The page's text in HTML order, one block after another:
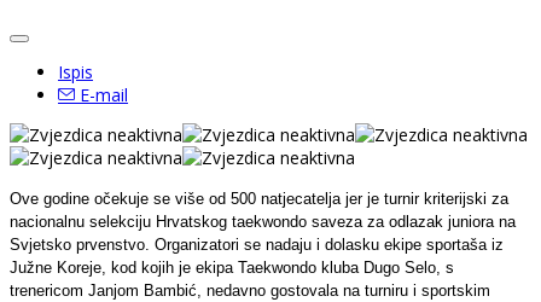
Ispis
E-mail
Ove godine očekuje se više od 500 natjecatelja jer je turnir kriterijski za
nacionalnu selekciju Hrvatskog taekwondo saveza za odlazak juniora na
Svjetsko prvenstvo. Organizatori se nadaju i dolasku ekipe sportaša iz
Južne Koreje, kod kojih je ekipa Taekwondo kluba Dugo Selo, s
trenericom Janjom Bambić, nedavno gostovala na turniru i sportskim